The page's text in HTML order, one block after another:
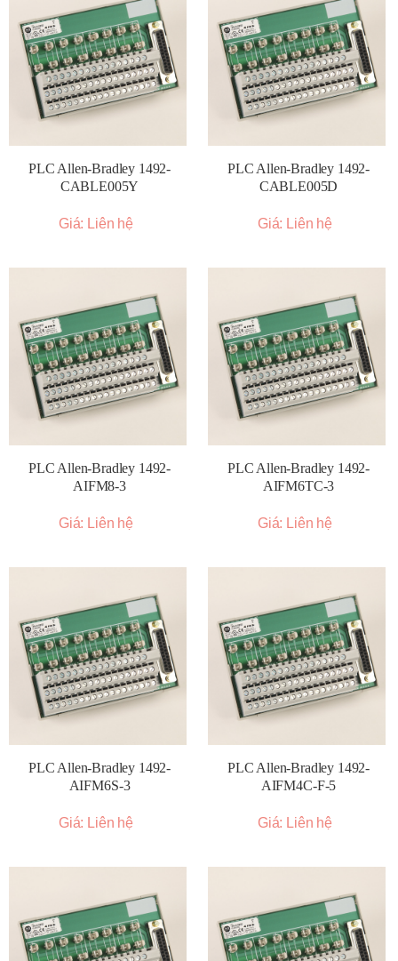
PLC Allen-Bradley 1492-
CABLE005Y
Giá: Liên hệ
PLC Allen-Bradley 1492-
CABLE005D
Giá: Liên hệ
PLC Allen-Bradley 1492-
AIFM8-3
Giá: Liên hệ
PLC Allen-Bradley 1492-
AIFM6TC-3
Giá: Liên hệ
PLC Allen-Bradley 1492-
AIFM6S-3
Giá: Liên hệ
PLC Allen-Bradley 1492-
AIFM4C-F-5
Giá: Liên hệ